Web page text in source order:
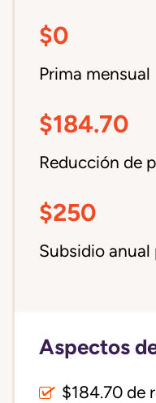
$0
Prima mensual
$184.70
Reducción de
$250
Subsidio
Aspectos
$184.70 de